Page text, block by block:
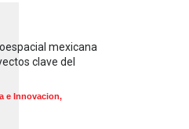
mexicana
clave del
e Innovacion,